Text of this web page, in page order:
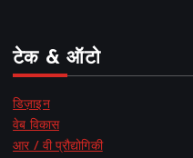
टेक & ऑटो
डिज़ाइन
वेब विकास
आर / वी प्रौद्योगिकी